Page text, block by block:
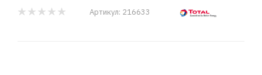
Артикул: 216633